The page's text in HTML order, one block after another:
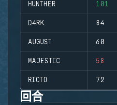
HUNTHER 101
D4RK 84
AUGUST 60
MAJESTIC 58
RICTO 72
回合